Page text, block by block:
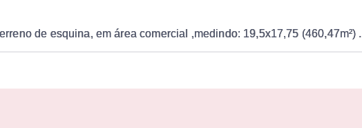
de esquina, em área comercial ,medindo: 19,5x17,75 (460,47m²) .